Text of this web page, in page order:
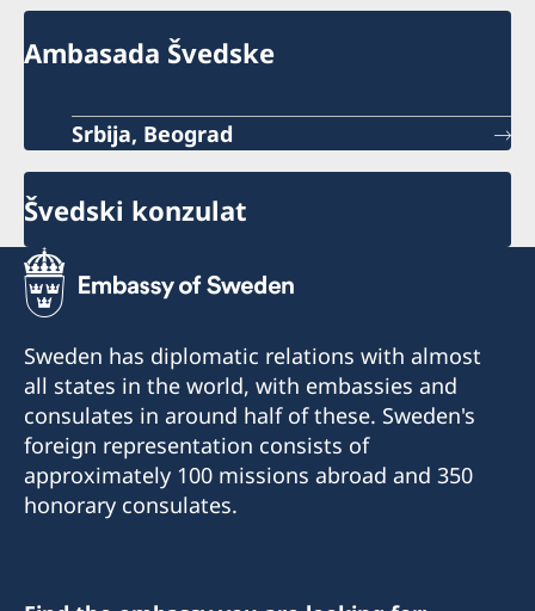
Ambasada Švedske
Srbija, Beograd
Švedski konzulat
Sweden has diplomatic relations with almost
all states in the world, with embassies and
consulates in around half of these. Sweden's
foreign representation consists of
approximately 100 missions abroad and 350
honorary consulates.